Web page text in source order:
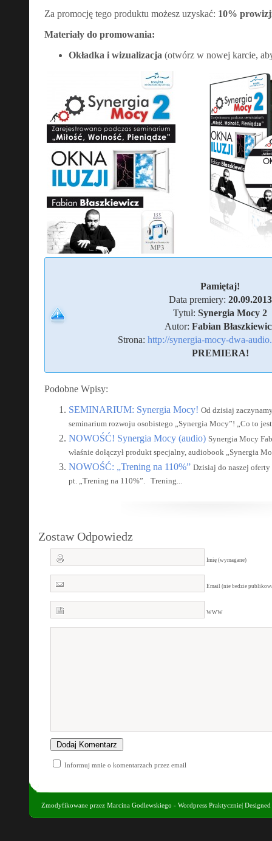
Za promocję tego produktu możesz uzyskać: 10%
Materiały do promowania:
Okładka i wizualizacja (otwórz w nowej karcie,
Pamiętaj!
Data premiery: 20.09.2013
Tytuł: Synergia Mocy 2
Autor: Fabian
Strona: http://synergia-mocy-dwa-
PREMIERA!
Podobne Wpisy:
SEMINARIUM: Synergia Mocy! Od dzisiaj
seminarium rozwoju osobistego „Synergia Mocy”! „Co to
NOWOŚĆ! Synergia Mocy (audio) Synergia Mocy
właśnie dołączył produkt specjalny, audiobook „Synergia
NOWOŚĆ: „Trening na 110%” Dzisiaj do naszej oferty
pt. „Trening na 110%”. Trening...
Zostaw Odpowiedz
Imię (wymagane)
Email (nie bedzie
WWW
Informuj mnie o komentarzach przez email
Zmodyfikowane przez Marcina Godlewskiego - Wordpress Praktycznie|